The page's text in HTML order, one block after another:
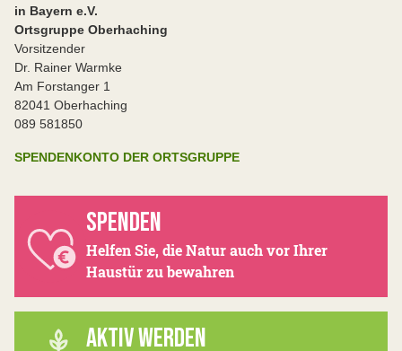
in Bayern e.V.
Ortsgruppe Oberhaching
Vorsitzender
Dr. Rainer Warmke
Am Forstanger 1
82041 Oberhaching
089 581850
SPENDENKONTO DER ORTSGRUPPE
SPENDEN
Helfen Sie, die Natur auch vor Ihrer
Haustür zu bewahren
AKTIV WERDEN